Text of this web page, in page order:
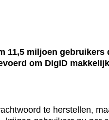
11,5 miljoen gebruikers
om DigiD
te herstellen,